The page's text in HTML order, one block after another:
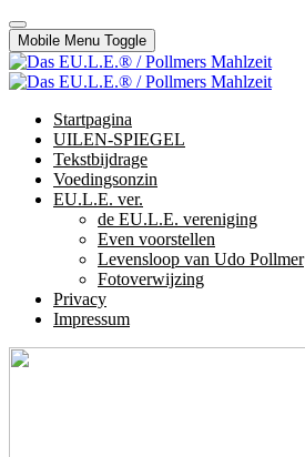
Mobile Menu Toggle
Startpagina
UILEN-SPIEGEL
Tekstbijdrage
Voedingsonzin
EU.L.E. ver.
de EU.L.E. vereniging
Even voorstellen
Levensloop van Udo Pollmer
Fotoverwijzing
Privacy
Impressum